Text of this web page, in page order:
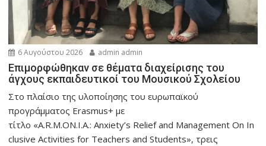
6 Αυγούστου 2026 admin admin
Eπιμορφώθηκαν σε θέματα διαχείρισης του
άγχους εκπαιδευτικοί του Μουσικού Σχολείου
Στο πλαίσιο της υλοποίησης του ευρωπαϊκού
προγράμματος Erasmus+ με
τίτλο «A.R.M.ON.I.A.: Anxiety’s Relief and Management On In
clusive Activities for Teachers and Students», τρεις